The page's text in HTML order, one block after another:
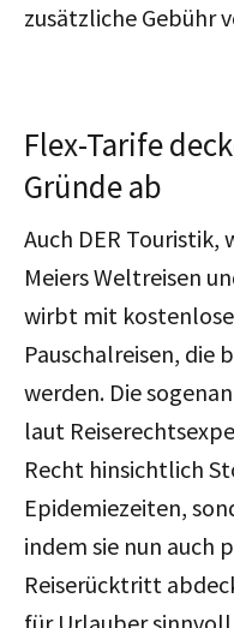
zusätzliche Gebühr
Flex-Tarife
Gründe ab
Auch DER Touristik,
Meiers Weltreisen
wirbt mit
Pauschalreisen, die
werden. Die
laut
Recht hinsichtlich
Epidemiezeiten,
indem sie nun auch
Reiserücktritt